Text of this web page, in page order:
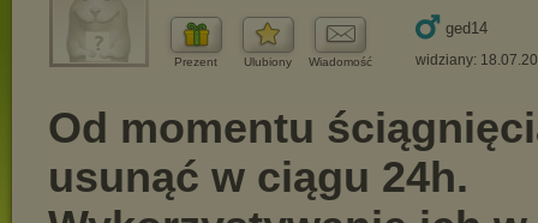
Prezent Ulubiony Wiadomość
ged14
widziany: